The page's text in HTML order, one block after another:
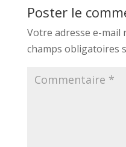
Poster le
Votre adresse e-mail
champs obligatoires